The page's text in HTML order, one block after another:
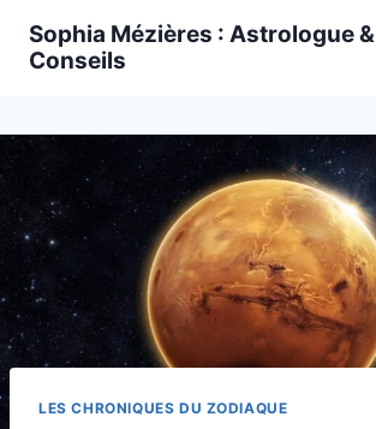
Sophia Mézières : Astrologue &
Conseils
LES CHRONIQUES DU ZODIAQUE